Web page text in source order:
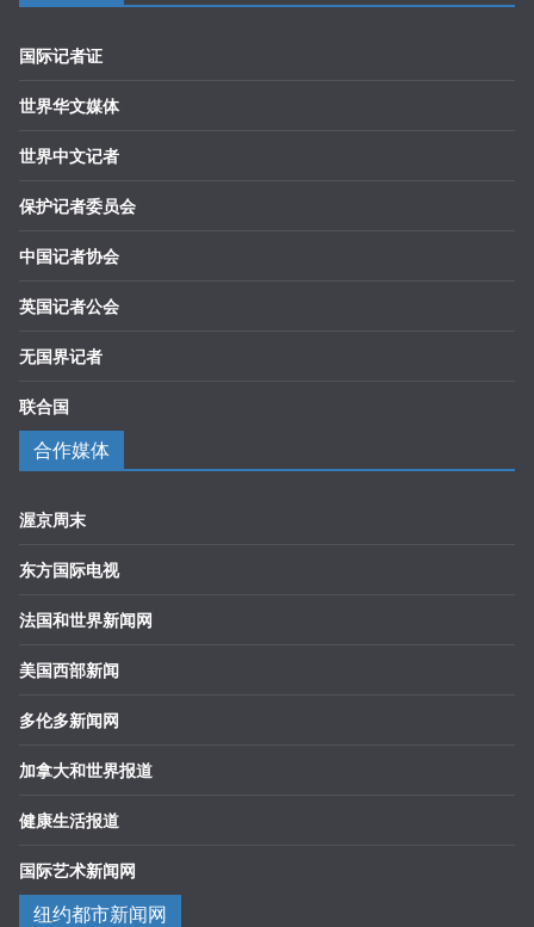
国际记者证
世界华文媒体
世界中文记者
保护记者委员会
中国记者协会
英国记者公会
无国界记者
联合国
合作媒体
渥京周末
东方国际电视
法国和世界新闻网
美国西部新闻
多伦多新闻网
加拿大和世界报道
健康生活报道
国际艺术新闻网
纽约都市新闻网